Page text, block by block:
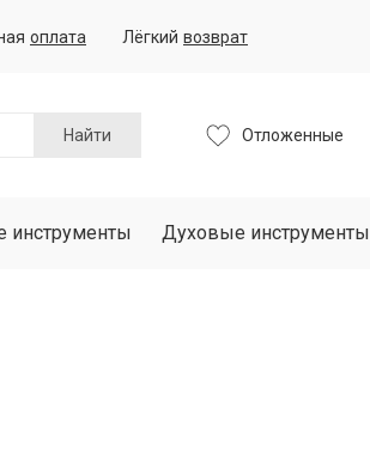
оплата Лёгкий возврат
Найти Отложенные
инструменты Духовые инструменты